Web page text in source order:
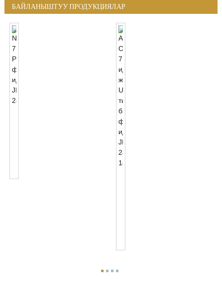
БАЙЛАНЫШТУУ ПРОДУКЦИЯЛАР